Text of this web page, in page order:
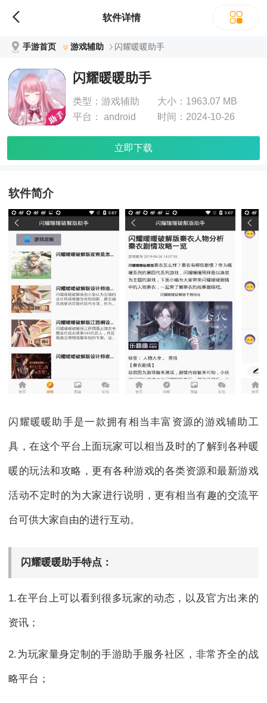
软件详情
手游首页 游戏辅助 闪耀暖暖助手
闪耀暖暖助手
类型： 游戏辅助 大小： 1963.07 MB
平台：
android 时间： 2024-10-26
立即下载
软件简介
闪耀暖暖助手是一款拥有相当丰富资源的游戏辅助工
具，在这个平台上面玩家可以相当及时的了解到各种暖
暖的玩法和攻略，更有各种游戏的各类资源和最新游戏
活动不定时的为大家进行说明，更有相当有趣的交流平
台可供大家自由的进行互动。
闪耀暖暖助手特点：
1.在平台上可以看到很多玩家的动态，以及官方出来的
资讯；
2.为玩家量身定制的手游助手服务社区，非常齐全的战
略平台；